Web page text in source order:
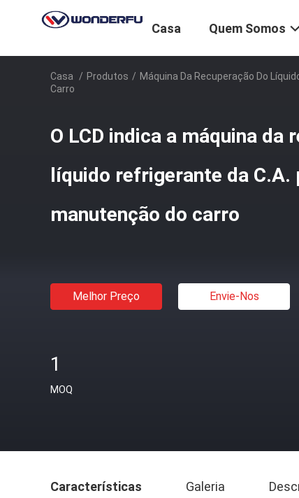
Casa Quem Somos
Casa / Produtos / Máquina Da Recuperação Do
Carro
O LCD indica a máquina da
líquido refrigerante da C.A.
manutenção do carro
Melhor Preço Envie-Nos
1
MOQ
Características Galeria